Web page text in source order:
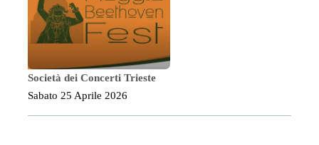
Società dei Concerti Trieste
Sabato 25 Aprile 2026